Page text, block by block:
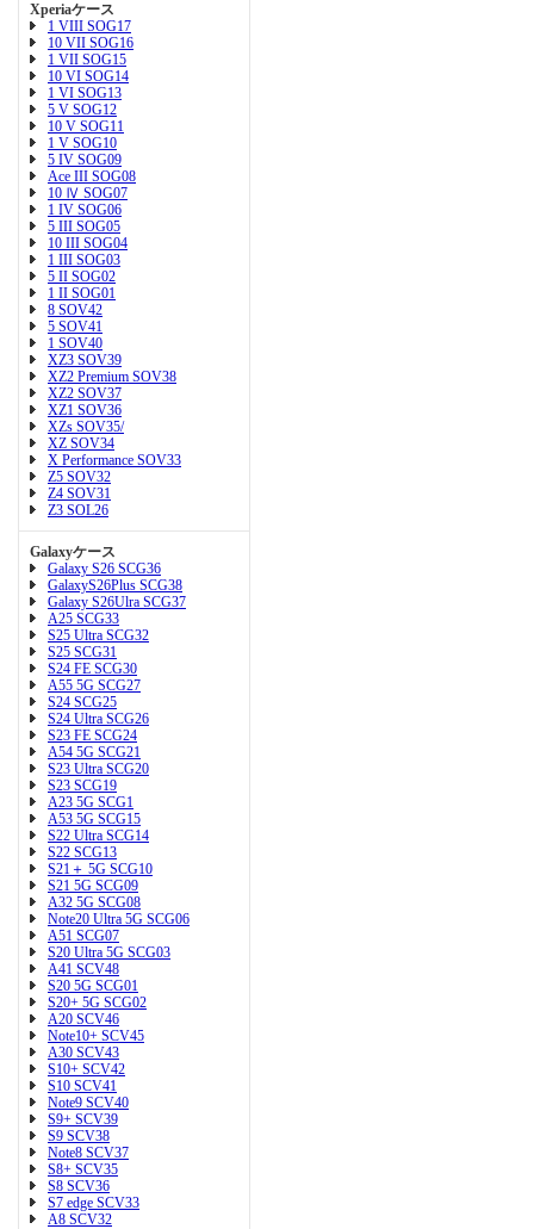
Xperiaケース
1 VIII SOG17
10 VII SOG16
1 VII SOG15
10 VI SOG14
1 VI SOG13
5 V SOG12
10 V SOG11
1 V SOG10
5 IV SOG09
Ace III SOG08
10 Ⅳ SOG07
1 IV SOG06
5 III SOG05
10 III SOG04
1 III SOG03
5 II SOG02
1 II SOG01
8 SOV42
5 SOV41
1 SOV40
XZ3 SOV39
XZ2 Premium SOV38
XZ2 SOV37
XZ1 SOV36
XZs SOV35/
XZ SOV34
X Performance SOV33
Z5 SOV32
Z4 SOV31
Z3 SOL26
Galaxyケース
Galaxy S26 SCG36
GalaxyS26Plus SCG38
Galaxy S26Ulra SCG37
A25 SCG33
S25 Ultra SCG32
S25 SCG31
S24 FE SCG30
A55 5G SCG27
S24 SCG25
S24 Ultra SCG26
S23 FE SCG24
A54 5G SCG21
S23 Ultra SCG20
S23 SCG19
A23 5G SCG1
A53 5G SCG15
S22 Ultra SCG14
S22 SCG13
S21＋ 5G SCG10
S21 5G SCG09
A32 5G SCG08
Note20 Ultra 5G SCG06
A51 SCG07
S20 Ultra 5G SCG03
A41 SCV48
S20 5G SCG01
S20+ 5G SCG02
A20 SCV46
Note10+ SCV45
A30 SCV43
S10+ SCV42
S10 SCV41
Note9 SCV40
S9+ SCV39
S9 SCV38
Note8 SCV37
S8+ SCV35
S8 SCV36
S7 edge SCV33
A8 SCV32